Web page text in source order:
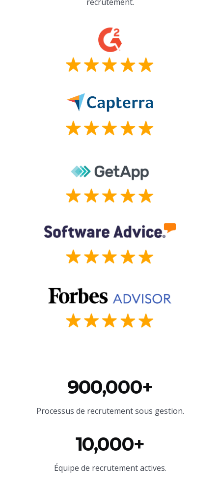
recrutement.
900,000+
Processus de recrutement sous gestion.
10,000+
Équipe de recrutement actives.